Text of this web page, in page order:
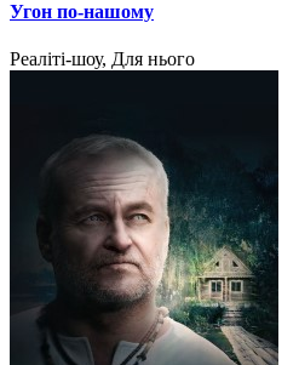
Угон по-нашому
Реаліті-шоу, Для нього